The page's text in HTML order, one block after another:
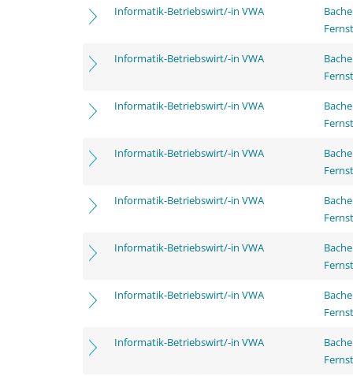
Informatik-Betriebswirt/-in VWA
Informatik-Betriebswirt/-in VWA
Informatik-Betriebswirt/-in VWA
Informatik-Betriebswirt/-in VWA
Informatik-Betriebswirt/-in VWA
Informatik-Betriebswirt/-in VWA
Informatik-Betriebswirt/-in VWA
Informatik-Betriebswirt/-in VWA